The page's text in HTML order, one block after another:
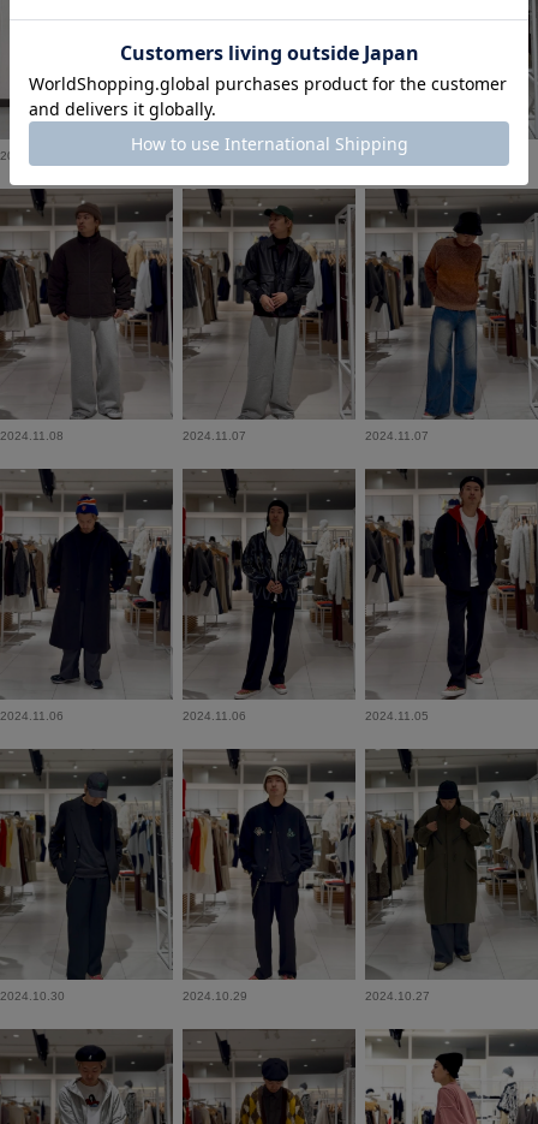
2025.09.14 2024.11.08
2024.11.08 2024.11.07 2024.11.07
2024.11.06 2024.11.06 2024.11.05
2024.10.30 2024.10.29 2024.10.27